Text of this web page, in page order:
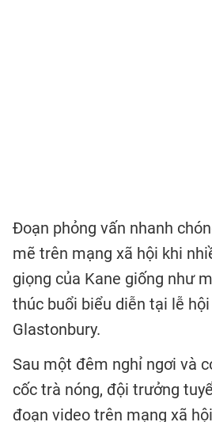
Đoạn phỏng vấn nhanh
mẽ trên mạng xã hội khi
giọng của Kane giống như
thúc buổi biểu diễn tại lễ
Glastonbury.
Sau một đêm nghỉ ngơi và
cốc trà nóng, đội trưởng
đoạn video trên mạng xã